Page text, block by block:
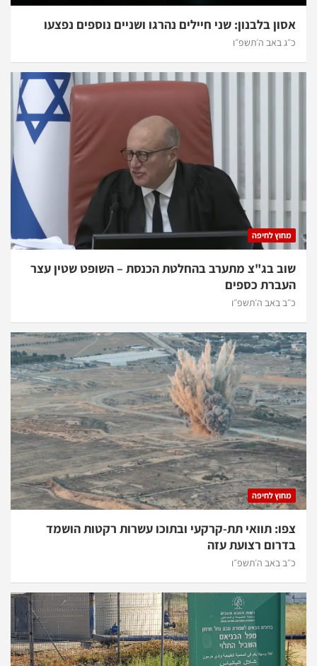
אסון בלבנון: שני חיילים נהרגו ושניים נוספים נפצעו
כ״ג באב ה׳תשפ״ו
מחוץ לחיפה
שוב בג"צ מתערב בהחלטת הכנסת – השופט שטין עצר
העברת כספים
כ״ב באב ה׳תשפ״ו
מחוץ לחיפה
צפו: תוואי תת-קרקעי ובתוכו עשרות רקטות הושמד
בדרום רצועת עזה
כ״ב באב ה׳תשפ״ו